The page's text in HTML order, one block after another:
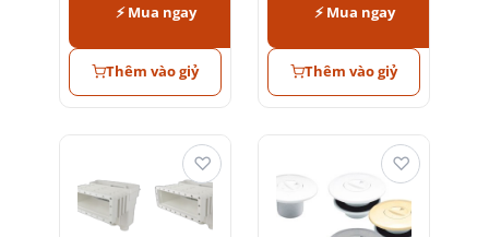
⚡ Mua ngay
Thêm vào giỷ
⚡ Mua ngay
Thêm vào giỷ
♡ ♡